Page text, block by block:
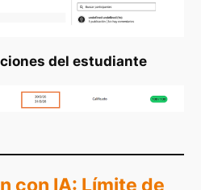
del estudiante
con IA: Límite de